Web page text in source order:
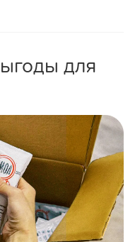
для